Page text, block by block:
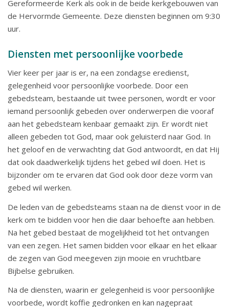
Gereformeerde Kerk als ook in de beide kerkgebouwen van
de Hervormde Gemeente. Deze diensten beginnen om 9:30
uur.
Diensten met persoonlijke voorbede
Vier keer per jaar is er, na een zondagse eredienst,
gelegenheid voor persoonlijke voorbede. Door een
gebedsteam, bestaande uit twee personen, wordt er voor
iemand persoonlijk gebeden over onderwerpen die vooraf
aan het gebedsteam kenbaar gemaakt zijn. Er wordt niet
alleen gebeden tot God, maar ook geluisterd naar God. In
het geloof en de verwachting dat God antwoordt, en dat Hij
dat ook daadwerkelijk tijdens het gebed wil doen. Het is
bijzonder om te ervaren dat God ook door deze vorm van
gebed wil werken.
De leden van de gebedsteams staan na de dienst voor in de
kerk om te bidden voor hen die daar behoefte aan hebben.
Na het gebed bestaat de mogelijkheid tot het ontvangen
van een zegen. Het samen bidden voor elkaar en het elkaar
de zegen van God meegeven zijn mooie en vruchtbare
Bijbelse gebruiken.
Na de diensten, waarin er gelegenheid is voor persoonlijke
voorbede, wordt koffie gedronken en kan nagepraat